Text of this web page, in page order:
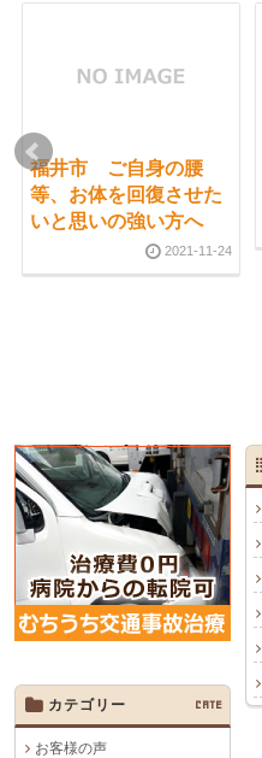
福井市 ご自身の腰
等、お体を回復させた
いと思いの強い方へ
2021-11-24
カテゴリー
CATE
お客様の声